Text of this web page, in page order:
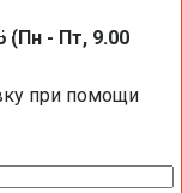
(Пн - Пт, 9.00
при помощи